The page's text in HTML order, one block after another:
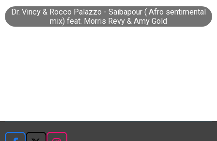
Dr. Vincy & Rocco Palazzo - Saibapour ( Afro sentimental
mix) feat. Morris Revy & Amy Gold